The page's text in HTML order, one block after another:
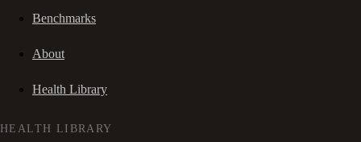
Benchmarks
About
Health Library
HEALTH LIBRARY